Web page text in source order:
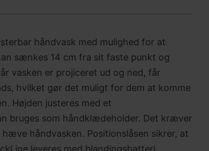
håndvask med mulighed for at
sænkes 14 cm fra sit faste punkt og
vasken er projiceret ud og ned, får
hvilket gør det muligt for dem at komme
Højden justeres med et
bruges som håndklædeholder. Det kræver
håndvasken. Positionslåsen sikrer, at
leveres med blandingsbatteri,